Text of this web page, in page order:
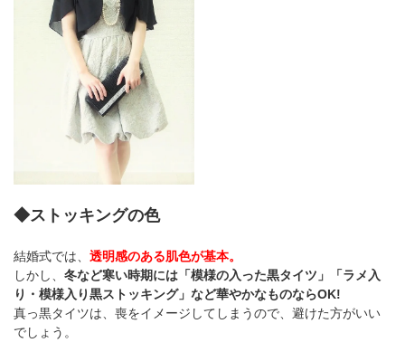
◆ストッキングの色
結婚式では、 透明感のある肌色が基本。
しかし、 冬など寒い時期には「模様の入った黒タイツ」「ラメ入
り・模様入り黒ストッキング」など華やかなものならOK!
真っ黒タイツは、喪をイメージしてしまうので、避けた方がいい
でしょう。